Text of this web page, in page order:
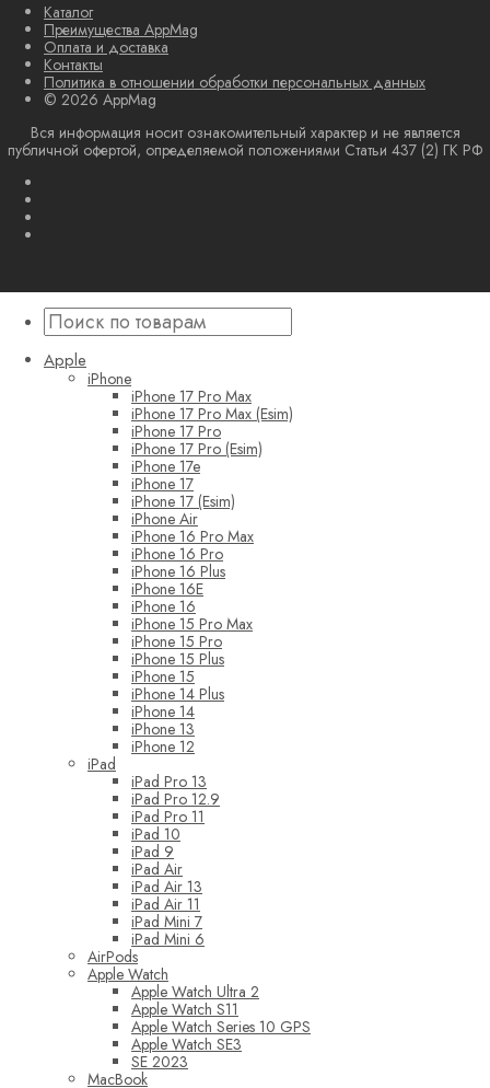
Каталог
Преимущества AppMag
Оплата и доставка
Контакты
Политика в отношении обработки персональных данных
© 2026 AppMag
Вся информация носит ознакомительный характер и не является
публичной офертой, определяемой положениями Статьи 437 (2) ГК РФ
Apple
iPhone
iPhone 17 Pro Max
iPhone 17 Pro Max (Esim)
iPhone 17 Pro
iPhone 17 Pro (Esim)
iPhone 17e
iPhone 17
iPhone 17 (Esim)
iPhone Air
iPhone 16 Pro Max
iPhone 16 Pro
iPhone 16 Plus
iPhone 16E
iPhone 16
iPhone 15 Pro Max
iPhone 15 Pro
iPhone 15 Plus
iPhone 15
iPhone 14 Plus
iPhone 14
iPhone 13
iPhone 12
iPad
iPad Pro 13
iPad Pro 12.9
iPad Pro 11
iPad 10
iPad 9
iPad Air
iPad Air 13
iPad Air 11
iPad Mini 7
iPad Mini 6
AirPods
Apple Watch
Apple Watch Ultra 2
Apple Watch S11
Apple Watch Series 10 GPS
Apple Watch SE3
SE 2023
MacBook